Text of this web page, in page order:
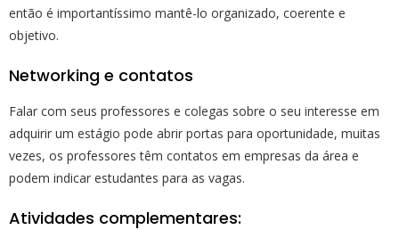
então é importantíssimo mantê-lo organizado, coerente e
objetivo.
Networking e contatos
Falar com seus professores e colegas sobre o seu interesse em
adquirir um estágio pode abrir portas para oportunidade, muitas
vezes, os professores têm contatos em empresas da área e
podem indicar estudantes para as vagas.
Atividades complementares: